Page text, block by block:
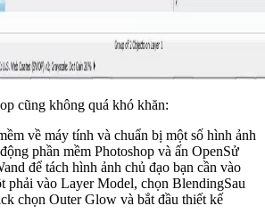
cũng không quá khó khăn:
về máy tính và chuẩn bị một số hình ảnh
phần mềm Photoshop và ấn OpenSử
để tách hình ảnh chủ đạo bạn cần vào
phải vào Layer Model, chọn BlendingSau
chọn Outer Glow và bắt đầu thiết kế